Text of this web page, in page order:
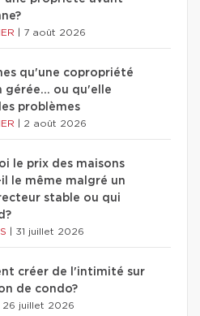
7 août 2026
qu'une copropriété
gérée… ou qu'elle
problèmes
2 août 2026
le prix des maisons
le même malgré un
stable ou qui
31 juillet 2026
créer de l'intimité sur
de condo?
26 juillet 2026